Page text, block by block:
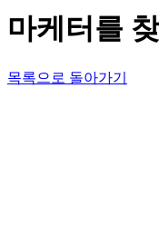
마케터를
목록으로 돌아가기